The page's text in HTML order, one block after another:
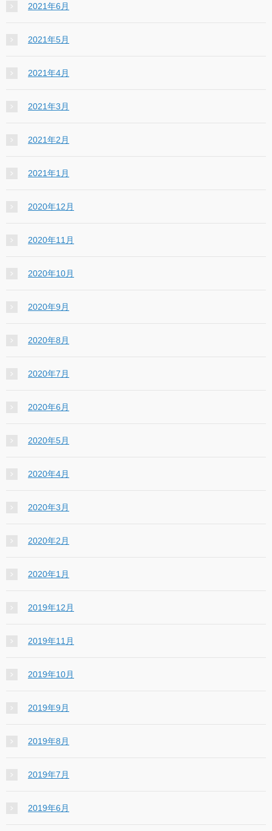
2021年6月
2021年5月
2021年4月
2021年3月
2021年2月
2021年1月
2020年12月
2020年11月
2020年10月
2020年9月
2020年8月
2020年7月
2020年6月
2020年5月
2020年4月
2020年3月
2020年2月
2020年1月
2019年12月
2019年11月
2019年10月
2019年9月
2019年8月
2019年7月
2019年6月